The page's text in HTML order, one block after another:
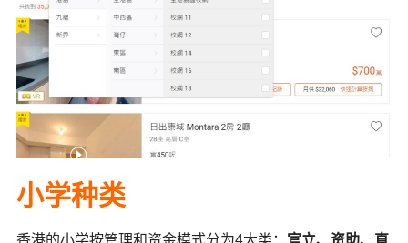
小学种类
香港的小学按管理和资金模式分为4大类： 官立、资助、直